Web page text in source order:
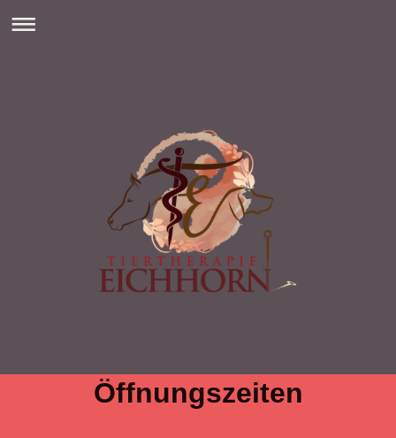
Öffnungszeiten